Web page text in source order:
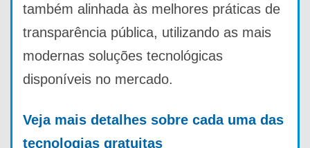
também alinhada às melhores práticas de
transparência pública, utilizando as mais
modernas soluções tecnológicas
disponíveis no mercado.
Veja mais detalhes sobre cada uma das
tecnologias gratuitas